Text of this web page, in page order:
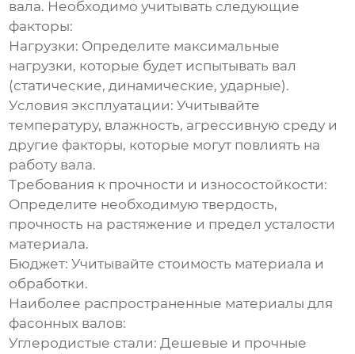
вала. Необходимо учитывать следующие
факторы:
Нагрузки: Определите максимальные
нагрузки, которые будет испытывать вал
(статические, динамические, ударные).
Условия эксплуатации: Учитывайте
температуру, влажность, агрессивную среду и
другие факторы, которые могут повлиять на
работу вала.
Требования к прочности и износостойкости:
Определите необходимую твердость,
прочность на растяжение и предел усталости
материала.
Бюджет: Учитывайте стоимость материала и
обработки.
Наиболее распространенные материалы для
фасонных валов:
Углеродистые стали: Дешевые и прочные